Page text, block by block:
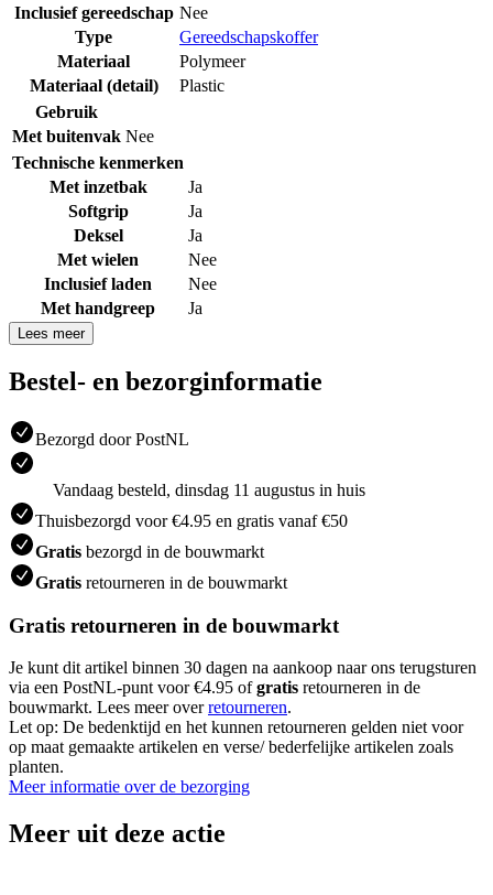
Inclusief gereedschap Nee
Type
Gereedschapskoffer
Materiaal
Polymeer
Materiaal (detail)
Plastic
Gebruik
Met buitenvak Nee
Technische kenmerken
Met inzetbak
Ja
Softgrip
Ja
Deksel
Ja
Met wielen
Nee
Inclusief laden
Nee
Met handgreep
Ja
Lees meer
Bestel- en bezorginformatie
Bezorgd door PostNL
Vandaag besteld, dinsdag 11 augustus in huis
Thuisbezorgd voor €4.95 en gratis vanaf €50
Gratis bezorgd in de bouwmarkt
Gratis retourneren in de bouwmarkt
Gratis retourneren in de bouwmarkt
Je kunt dit artikel binnen 30 dagen na aankoop naar ons terugsturen
via een PostNL-punt voor €4.95 ofgratis retourneren in de
bouwmarkt. Lees meer overretourneren.
Let op: De bedenktijd en het kunnen retourneren gelden niet voor
op maat gemaakte artikelen en verse/ bederfelijke artikelen zoals
planten.
Meer informatie over de bezorging
Meer uit deze actie